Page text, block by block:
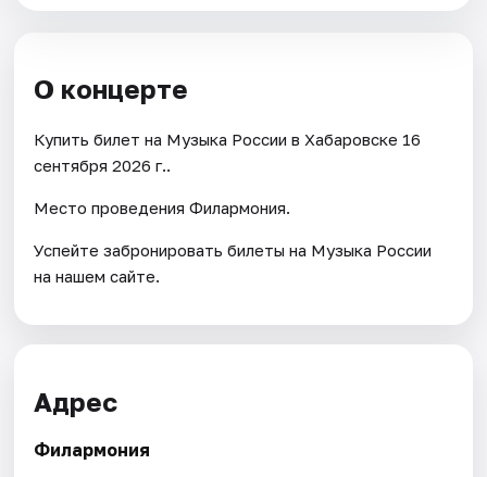
О концерте
Купить билет на Музыка России в Хабаровске 16
сентября 2026 г..
Место проведения Филармония.
Успейте забронировать билеты на Музыка России
на нашем сайте.
Адрес
Филармония